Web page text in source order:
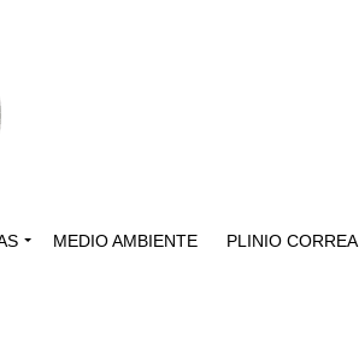
MEDIO AMBIENTE PLINIO CORREA